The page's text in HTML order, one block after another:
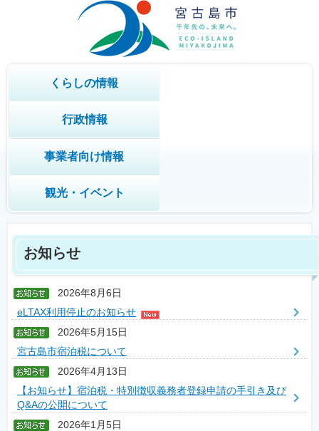
くらしの情報
行政情報
事業者向け情報
観光・イベント
お知らせ
2026年8月6日
eLTAX利用停止のお知らせ
2026年5月15日
宮古島市宿泊税について
2026年4月13日
【お知らせ】宿泊税・特別徴収義務者登録申請の手引き及び
Q&Aの公開について
2026年1月5日